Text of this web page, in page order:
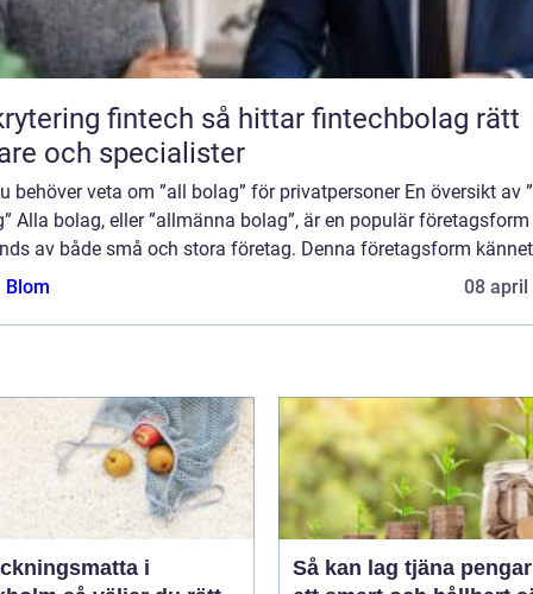
fintech så hittar fintechbolag rätt
och specialister
behöver veta om ”all bolag” för privatpersoner En översikt av
Alla bolag, eller ”allmänna bolag”, är en populär
av både små och stora företag. Denna företagsform
Blom
08 april
i
Så kan lag tjäna